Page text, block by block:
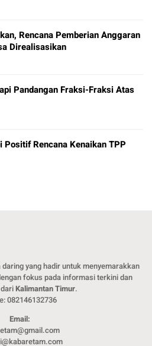
Rencana Pemberian Anggaran
Direalisasikan
Pandangan Fraksi-Fraksi Atas
Positif Rencana Kenaikan TPP
daring yang hadir untuk menyemarakkan
fokus pada informasi terkini dan
Kalimantan Timur.
082146132736
Email: